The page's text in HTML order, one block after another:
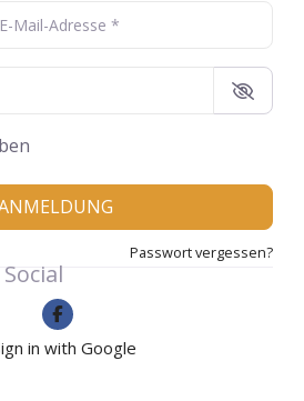
E-Mail-Adresse
Passwort vergessen?